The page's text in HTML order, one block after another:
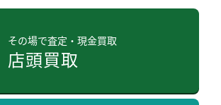
その場で査定・現金買取
店頭買取